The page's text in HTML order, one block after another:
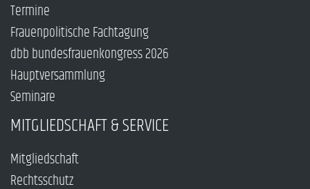
Termine
Frauenpolitische Fachtagung
dbb bundesfrauenkongress 2026
Hauptversammlung
Seminare
MITGLIEDSCHAFT & SERVICE
Mitgliedschaft
Rechtsschutz